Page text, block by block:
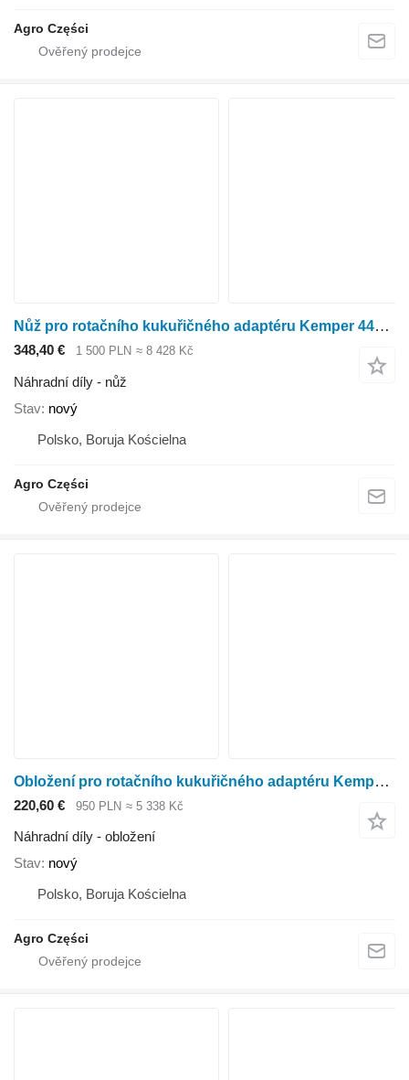
Agro Części
Nůž pro rotačního kukuřičného adaptéru Kemper 445, M 4500
348,40 € 1 500 PLN ≈ 8 428 Kč
Náhradní díly - nůž
Stav nový
Polsko, Boruja Kościelna
Agro Części
Obložení pro rotačního kukuřičného adaptéru Kemper 360 PLUS 375 PLUS 390 PLUS
220,60 € 950 PLN ≈ 5 338 Kč
Náhradní díly - obložení
Stav nový
Polsko, Boruja Kościelna
Agro Części